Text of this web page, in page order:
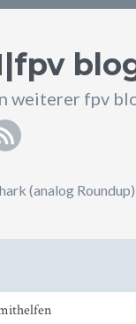
weiterer fpv
RSS
(analog Roundup)